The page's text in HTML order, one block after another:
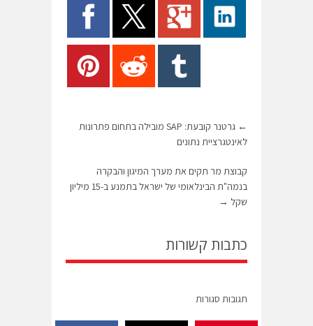
←
גרטנר קובעת: SAP מובילה בתחום פתרונות
לאינטגרציית נתונים
קבוצת מר תקים את מערך המיגון והבקרה
בנמה"ת הבינלאומי של ישראל בתמנע ב-15 מיליון
שקל →
כתבות קשורות
תגובות סגורות